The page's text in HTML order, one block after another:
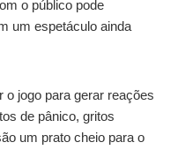
o público pode
um espetáculo ainda
o jogo para gerar reações
de pânico, gritos
um prato cheio para o